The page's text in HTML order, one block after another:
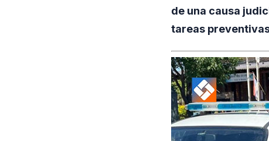
de una causa
tareas